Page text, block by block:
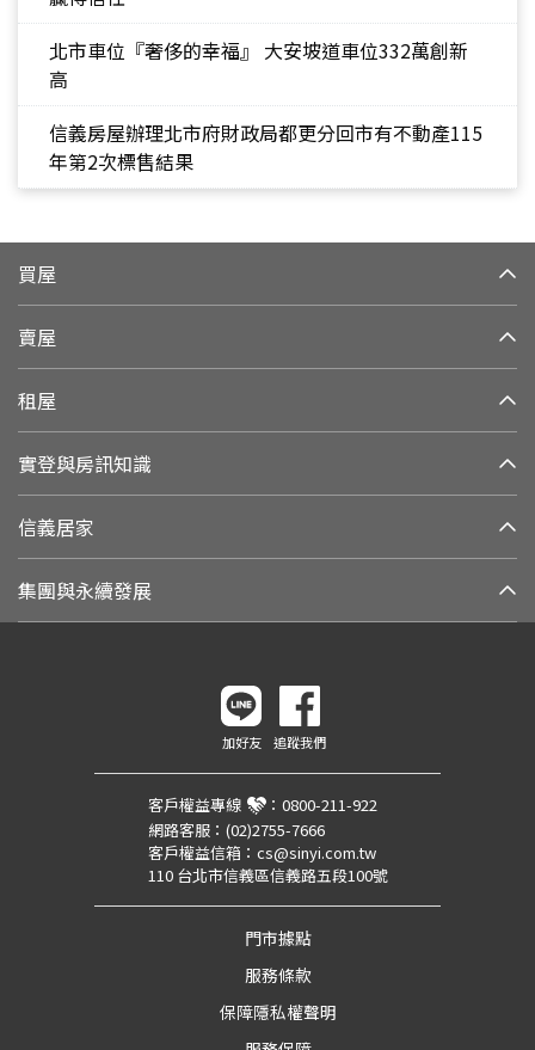
北市車位『奢侈的幸福』 大安坡道車位332萬創新
高
信義房屋辦理北市府財政局都更分回市有不動產115
年第2次標售結果
買屋
賣屋
租屋
實登與房訊知識
信義居家
集團與永續發展
加好友 追蹤我們
客戶權益專線 ： 0800-211-922
網路客服： (02)2755-7666
客戶權益信箱： cs@sinyi.com.tw
110 台北市信義區信義路五段100號
門市據點
服務條款
保障隱私權聲明